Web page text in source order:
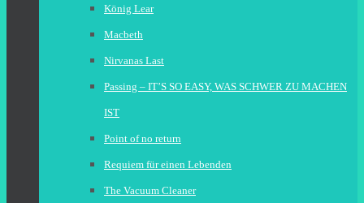
König Lear
Macbeth
Nirvanas Last
Passing – IT’S SO EASY, WAS SCHWER ZU MACHEN
IST
Point of no return
Requiem für einen Lebenden
The Vacuum Cleaner